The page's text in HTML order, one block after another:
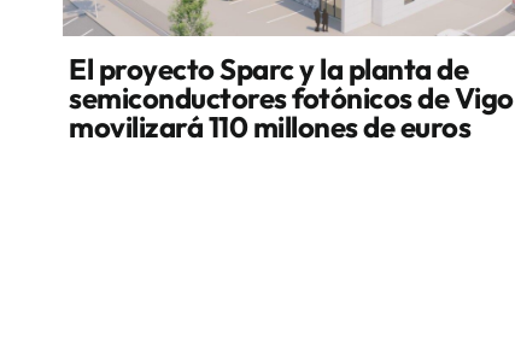
El proyecto Sparc y la planta de
semiconductores fotónicos de Vigo
movilizará 110 millones de euros